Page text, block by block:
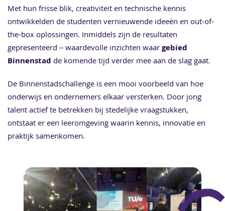
Met hun frisse blik, creativiteit en technische kennis
ontwikkelden de studenten vernieuwende ideeën en out-of-
the-box oplossingen. Inmiddels zijn de resultaten
gepresenteerd – waardevolle inzichten waar gebied
Binnenstad de komende tijd verder mee aan de slag gaat.
De Binnenstadschallenge is een mooi voorbeeld van hoe
onderwijs en ondernemers elkaar versterken. Door jong
talent actief te betrekken bij stedelijke vraagstukken,
ontstaat er een leeromgeving waarin kennis, innovatie en
praktijk samenkomen.